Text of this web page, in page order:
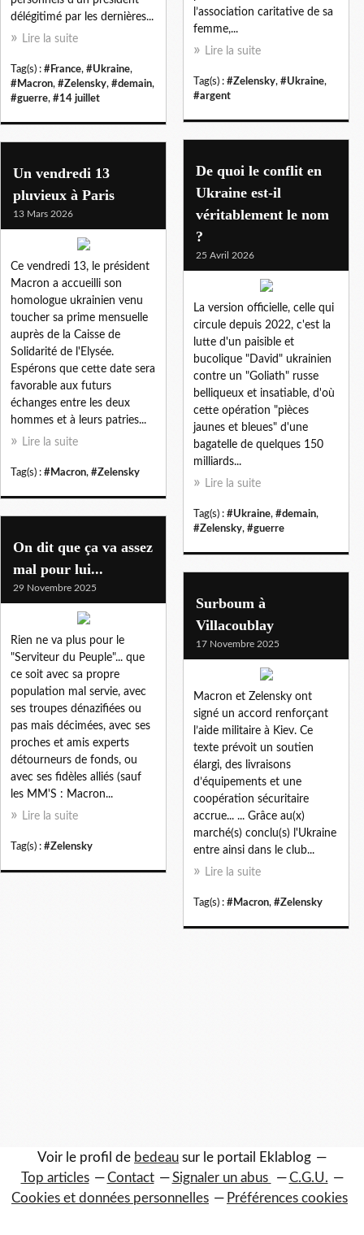
délégitimé par les dernières...
Lire la suite
Tag(s) : #France, #Ukraine,
#Macron, #Zelensky, #demain,
#guerre, #14 juillet
l’association caritative de sa
femme,...
Lire la suite
Tag(s) : #Zelensky, #Ukraine,
#argent
De quoi le conflit en
Ukraine est-il
véritablement le nom
?
25 Avril 2026
La version officielle, celle qui
circule depuis 2022, c'est la
lutte d'un paisible et
bucolique "David" ukrainien
contre un "Goliath" russe
belliqueux et insatiable, d'où
cette opération "pièces
jaunes et bleues" d'une
bagatelle de quelques 150
milliards...
Lire la suite
Tag(s) : #Ukraine, #demain,
#Zelensky, #guerre
Un vendredi 13
pluvieux à Paris
13 Mars 2026
Ce vendredi 13, le président
Macron a accueilli son
homologue ukrainien venu
toucher sa prime mensuelle
auprès de la Caisse de
Solidarité de l'Elysée.
Espérons que cette date sera
favorable aux futurs
échanges entre les deux
hommes et à leurs patries...
Lire la suite
Tag(s) : #Macron, #Zelensky
On dit que ça va assez
mal pour lui...
29 Novembre 2025
Rien ne va plus pour le
"Serviteur du Peuple"... que
ce soit avec sa propre
population mal servie, avec
ses troupes dénazifiées ou
pas mais décimées, avec ses
proches et amis experts
détourneurs de fonds, ou
avec ses fidèles alliés (sauf
les MM'S : Macron...
Lire la suite
Tag(s) : #Zelensky
Surboum à
Villacoublay
17 Novembre 2025
Macron et Zelensky ont
signé un accord renforçant
l’aide militaire à Kiev. Ce
texte prévoit un soutien
élargi, des livraisons
d’équipements et une
coopération sécuritaire
accrue... ... Grâce au(x)
marché(s) conclu(s) l'Ukraine
entre ainsi dans le club...
Lire la suite
Tag(s) : #Macron, #Zelensky
Voir le profil de bedeau sur le portail Eklablog
Top articles
Contact Signaler un abus
C.G.U.
Cookies et données personnelles
Préférences cookies